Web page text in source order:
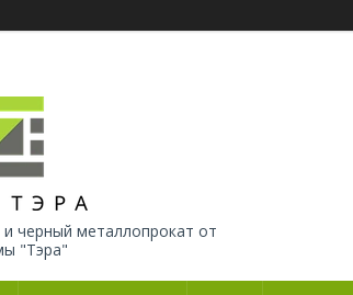
черный металлопрокат от
"Тэра"